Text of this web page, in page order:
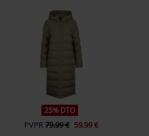
25% DTO
PVPR79,99 € 59,99 €